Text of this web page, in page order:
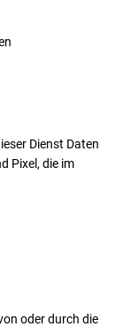
Dienst Daten
Pixel, die im
oder durch die